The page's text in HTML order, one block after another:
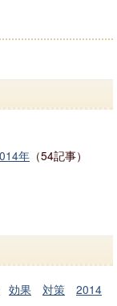
年 （54記事）
効果 対策
2014